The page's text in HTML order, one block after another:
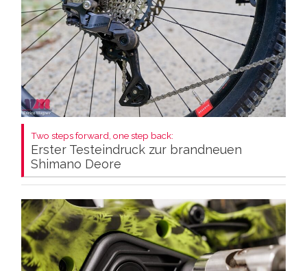
Two steps forward, one step back:
Erster Testeindruck zur brandneuen
Shimano Deore